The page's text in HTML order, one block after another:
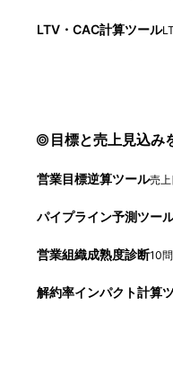
LTV・CAC計算ツール
目標と売上見込み
営業目標逆算ツール売
パイプライン予測ツー
営業組織成熟度診断10
解約率インパクト計算